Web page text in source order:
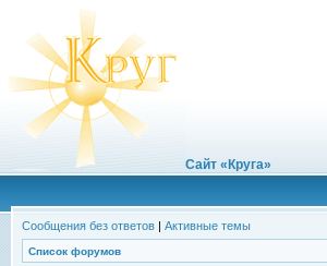
Сайт «Круга»
Сообщения без ответов | Активные темы
Список форумов